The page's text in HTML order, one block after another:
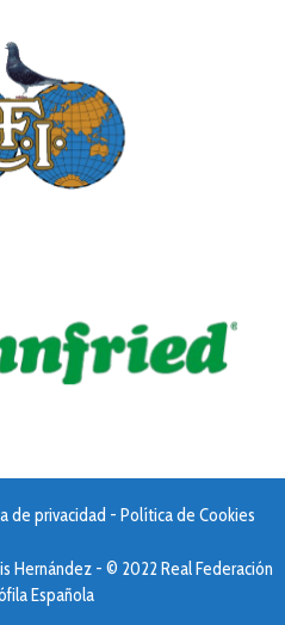
de privacidad - Política de Cookies
Hernández - © 2022 Real Federación
Española